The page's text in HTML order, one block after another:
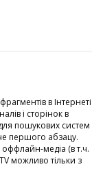
в Інтернеті
і сторінок в
пошукових систем
першого абзацу.
оффлайн-медіа (в т.ч.
можливо тільки з